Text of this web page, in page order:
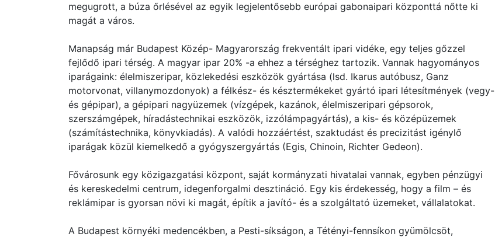
megugrott, a búza őrlésével az egyik legjelentősebb európai gabonaipari központtá nőtte ki
magát a város.
Manapság már Budapest Közép- Magyarország frekventált ipari vidéke, egy teljes gőzzel
fejlődő ipari térség. A magyar ipar 20% -a ehhez a térséghez tartozik. Vannak hagyományos
iparágaink: élelmiszeripar, közlekedési eszközök gyártása (lsd. Ikarus autóbusz, Ganz
motorvonat, villanymozdonyok) a félkész- és késztermékeket gyártó ipari létesítmények (vegy-
és gépipar), a gépipari nagyüzemek (vízgépek, kazánok, élelmiszeripari gépsorok,
szerszámgépek, híradástechnikai eszközök, izzólámpagyártás), a kis- és középüzemek
(számítástechnika, könyvkiadás). A valódi hozzáértést, szaktudást és precizitást igénylő
iparágak közül kiemelkedő a gyógyszergyártás (Egis, Chinoin, Richter Gedeon).
Fővárosunk egy közigazgatási központ, saját kormányzati hivatalai vannak, egyben pénzügyi
és kereskedelmi centrum, idegenforgalmi desztináció. Egy kis érdekesség, hogy a film – és
reklámipar is gyorsan növi ki magát, építik a javító- és a szolgáltató üzemeket, vállalatokat.
A Budapest környéki medencékben, a Pesti-síkságon, a Tétényi-fennsíkon gyümölcsöt,